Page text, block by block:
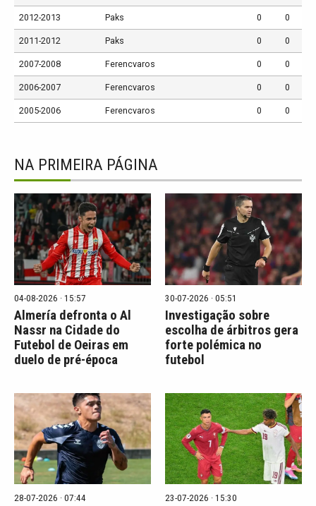
2012-2013 Paks 0 0
2011-2012 Paks 0 0
2007-2008 Ferencvaros 0 0
2006-2007 Ferencvaros 0 0
2005-2006 Ferencvaros 0 0
NA PRIMEIRA PÁGINA
04-08-2026 · 15:57
Almería defronta o Al
Nassr na Cidade do
Futebol de Oeiras em
duelo de pré-época
30-07-2026 · 05:51
Investigação sobre
escolha de árbitros gera
forte polémica no
futebol
28-07-2026 · 07:44 23-07-2026 · 15:30